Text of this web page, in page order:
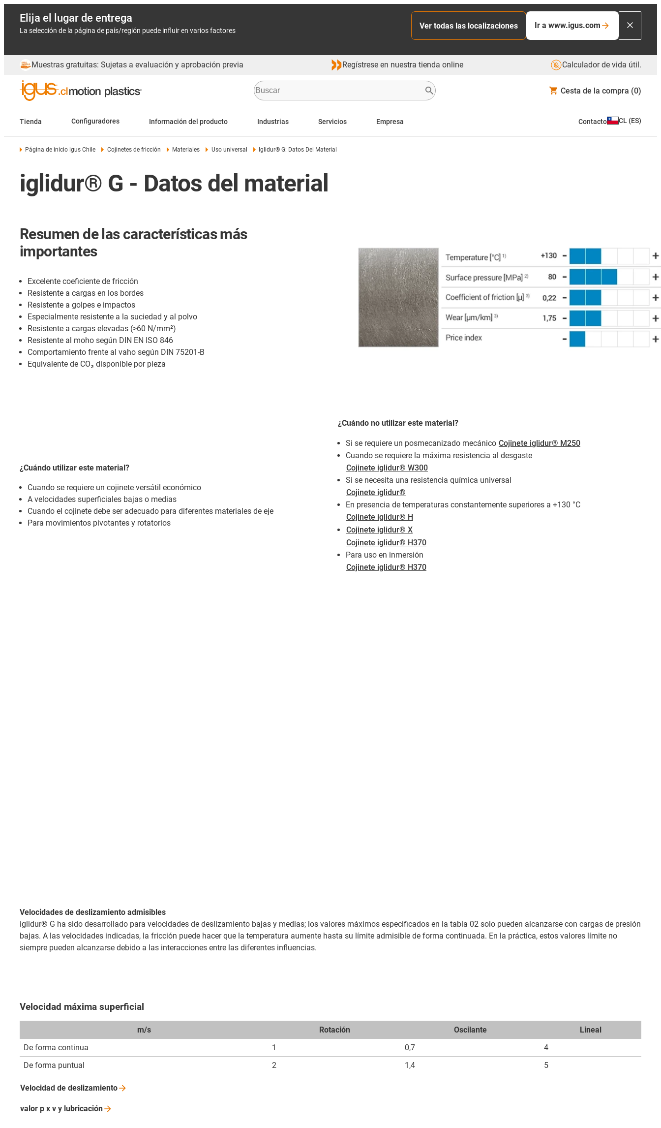
Elija el lugar de entrega
La selección de la página de país/región puede influir en varios factores
Ver todas las localizaciones Ir a www.igus.com
Muestras gratuitas: Sujetas a evaluación y aprobación previa Regístrese en nuestra tienda online Calculador de vida útil.
Cesta de la compra (0)
Tienda Configuradores Información del producto Industrias Servicios Empresa Contacto CL (ES)
Página de inicio igus Chile Cojinetes de fricción Materiales Uso universal Iglidur® G: Datos Del Material
iglidur® G - Datos del material
Resumen de las características más
importantes
Excelente coeficiente de fricción
Resistente a cargas en los bordes
Resistente a golpes e impactos
Especialmente resistente a la suciedad y al polvo
Resistente a cargas elevadas (>60 N/mm²)
Resistente al moho según DIN EN ISO 846
Comportamiento frente al vaho según DIN 75201-B
Equivalente de CO₂ disponible por pieza
¿Cuándo utilizar este material?
Cuando se requiere un cojinete versátil económico
A velocidades superficiales bajas o medias
Cuando el cojinete debe ser adecuado para diferentes materiales de eje
Para movimientos pivotantes y rotatorios
¿Cuándo no utilizar este material?
Si se requiere un posmecanizado mecánico Cojinete iglidur® M250
Cuando se requiere la máxima resistencia al desgaste
Cojinete iglidur® W300
Si se necesita una resistencia química universal
Cojinete iglidur®
En presencia de temperaturas constantemente superiores a +130 °C
Cojinete iglidur® H
Cojinete iglidur® X
Cojinete iglidur® H370
Para uso en inmersión
Cojinete iglidur® H370
Velocidades de deslizamiento admisibles
iglidur® G ha sido desarrollado para velocidades de deslizamiento bajas y medias; los valores máximos especificados en la tabla 02 solo pueden alcanzarse con cargas de presión
bajas. A las velocidades indicadas, la fricción puede hacer que la temperatura aumente hasta su límite admisible de forma continuada. En la práctica, estos valores límite no
siempre pueden alcanzarse debido a las interacciones entre las diferentes influencias.
Velocidad máxima superficial
m/s Rotación Oscilante
Lineal
De forma continua
1 0,7
4
De forma puntual
2 1,4 5
Velocidad de deslizamiento
valor p x v y lubricación